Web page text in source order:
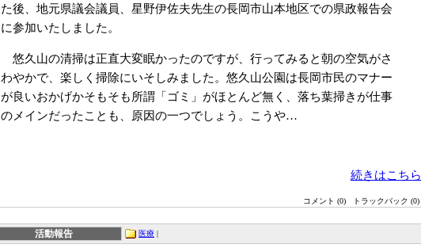
た後、地元県議会議員、星野伊佐夫先生の長岡市山本地区での県政報告会
に参加いたしました。
悠久山の清掃は正直大変眠かったのですが、行ってみると朝の空気がさ
わやかで、楽しく掃除にいそしみました。悠久山公園は長岡市民のマナー
が良いおかげかそもそも所謂「ゴミ」がほとんど無く、落ち葉掃きが仕事
のメインだったことも、原因の一つでしょう。こうや…
続きはこちら
コメント (0) トラックバック (0)
活動報告 医療 |